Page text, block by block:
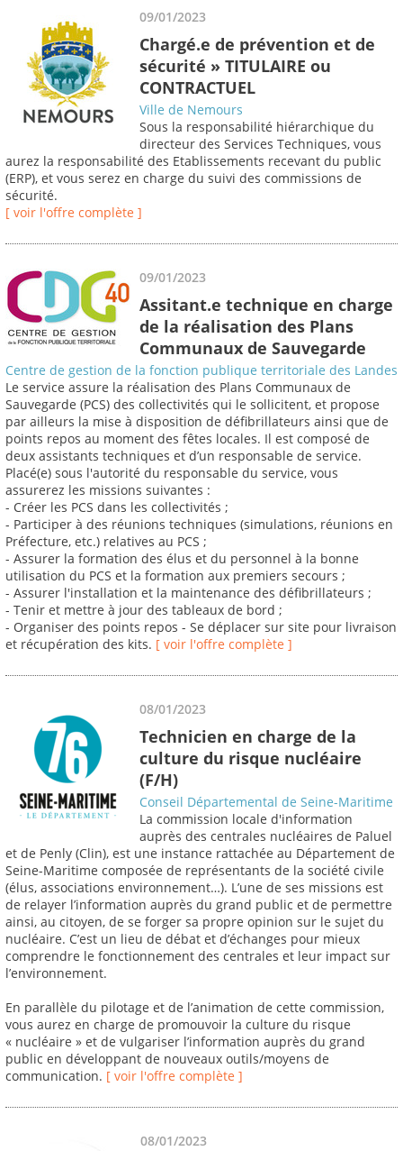
09/01/2023
Chargé.e de prévention et de
sécurité » TITULAIRE ou
CONTRACTUEL
Ville de Nemours
Sous la responsabilité hiérarchique du
directeur des Services Techniques, vous
aurez la responsabilité des Etablissements recevant du public
(ERP), et vous serez en charge du suivi des commissions de
sécurité.
[ voir l'offre complète ]
09/01/2023
Assitant.e technique en charge
de la réalisation des Plans
Communaux de Sauvegarde
Centre de gestion de la fonction publique territoriale des Landes
Le service assure la réalisation des Plans Communaux de
Sauvegarde (PCS) des collectivités qui le sollicitent, et propose
par ailleurs la mise à disposition de défibrillateurs ainsi que de
points repos au moment des fêtes locales. Il est composé de
deux assistants techniques et d’un responsable de service.
Placé(e) sous l'autorité du responsable du service, vous
assurerez les missions suivantes :
- Créer les PCS dans les collectivités ;
- Participer à des réunions techniques (simulations, réunions en
Préfecture, etc.) relatives au PCS ;
- Assurer la formation des élus et du personnel à la bonne
utilisation du PCS et la formation aux premiers secours ;
- Assurer l'installation et la maintenance des défibrillateurs ;
- Tenir et mettre à jour des tableaux de bord ;
- Organiser des points repos - Se déplacer sur site pour livraison
et récupération des kits. [ voir l'offre complète ]
08/01/2023
Technicien en charge de la
culture du risque nucléaire
(F/H)
Conseil Départemental de Seine-Maritime
La commission locale d'information
auprès des centrales nucléaires de Paluel
et de Penly (Clin), est une instance rattachée au Département de
Seine-Maritime composée de représentants de la société civile
(élus, associations environnement…). L’une de ses missions est
de relayer l’information auprès du grand public et de permettre
ainsi, au citoyen, de se forger sa propre opinion sur le sujet du
nucléaire. C’est un lieu de débat et d’échanges pour mieux
comprendre le fonctionnement des centrales et leur impact sur
l’environnement.
En parallèle du pilotage et de l’animation de cette commission,
vous aurez en charge de promouvoir la culture du risque
« nucléaire » et de vulgariser l’information auprès du grand
public en développant de nouveaux outils/moyens de
communication. [ voir l'offre complète ]
08/01/2023